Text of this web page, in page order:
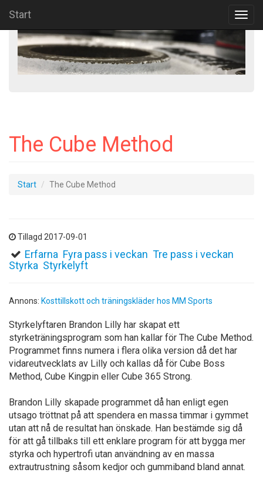
Start
The Cube Method
Start The Cube Method
Tillagd 2017-09-01
Erfarna Fyra pass i veckan Tre pass i veckan
Styrka Styrkelyft
Annons: Kosttillskott och träningskläder hos MM Sports
Styrkelyftaren Brandon Lilly har skapat ett
styrketräningsprogram som han kallar för The Cube Method.
Programmet finns numera i flera olika version då det har
vidareutvecklats av Lilly och kallas då för Cube Boss
Method, Cube Kingpin eller Cube 365 Strong.
Brandon Lilly skapade programmet då han enligt egen
utsago tröttnat på att spendera en massa timmar i gymmet
utan att nå de resultat han önskade. Han bestämde sig då
för att gå tillbaks till ett enklare program för att bygga mer
styrka och hypertrofi utan användning av en massa
extrautrustning såsom kedjor och gummiband bland annat.